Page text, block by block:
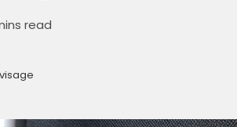
read